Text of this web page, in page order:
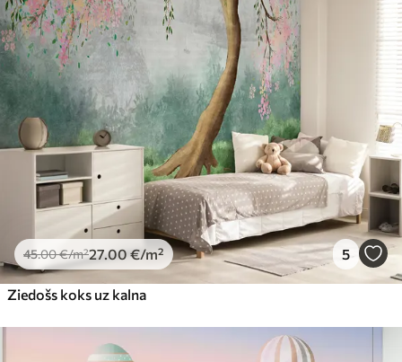
45.00€/m²27.00 €/m² 5
Ziedošs koks uz kalna